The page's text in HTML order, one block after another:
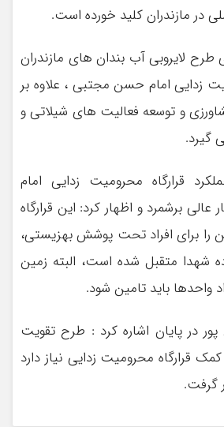
مازندران کلید خورده است.
طرح لایروبی آب بندان های مازندران
زدایی امام حسن مجتبی ، علاوه بر
و توسعه فعالیت های شیلاتی و
گیرد.
قرارگاه محرومیت زدایی امام
برشمرد و اظهار کرد: این قرارگاه
مسکن را برای افراد تحت پوشش بهزیستی،
شهدا متقبل شده است، البته زمین
واحدها باید تامین شود.
در پایان اشاره کرد : طرح تقویت
به کمک قرارگاه محرومیت زدایی نیاز دارد
گرفت.